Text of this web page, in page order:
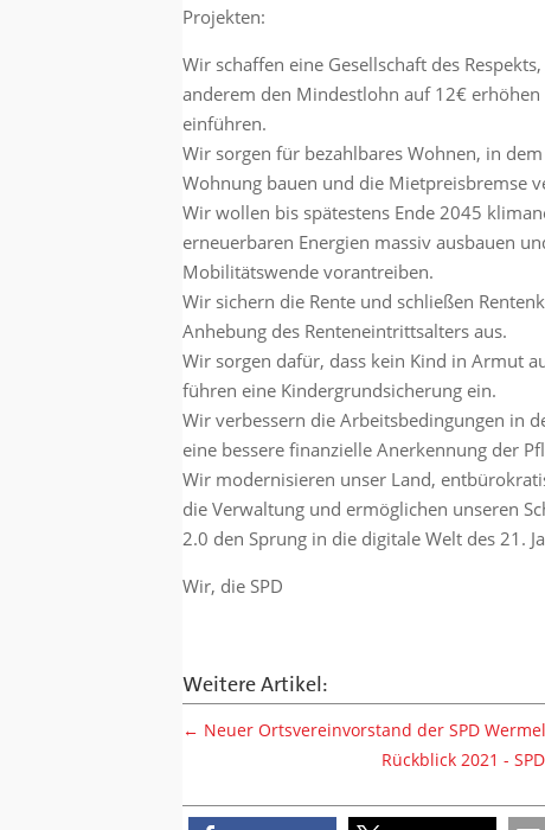
Projekten:
Wir schaffen eine Gesellschaft des
anderem den Mindestlohn auf 12€
einführen.
Wir sorgen für bezahlbares Wohnen, in
Wohnung bauen und die Mietpreisbremse
Wir wollen bis spätestens Ende 2045
erneuerbaren Energien massiv ausbauen
Mobilitätswende vorantreiben.
Wir sichern die Rente und schließen
Anhebung des Renteneintrittsalters aus.
Wir sorgen dafür, dass kein Kind in Armut
führen eine Kindergrundsicherung ein.
Wir verbessern die Arbeitsbedingungen in
eine bessere finanzielle Anerkennung der
Wir modernisieren unser Land,
die Verwaltung und ermöglichen unseren
2.0 den Sprung in die digitale Welt des 21.
Wir, die SPD
Weitere Artikel:
← Neuer Ortsvereinvorstand der SPD
Rückblick 2021 -